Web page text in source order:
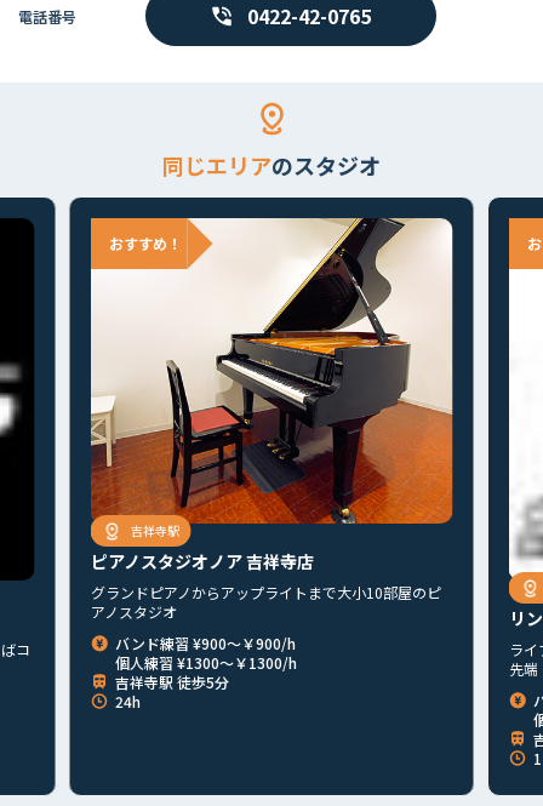
電話番号 0422-42-0765
同じエリアのスタジオ
コ
吉祥寺駅
ピアノスタジオノア 吉祥寺店
グランドピアノからアップライトまで大小10部屋のピ
アノスタジオ
バンド練習 ¥900～￥900/h
個人練習 ¥1300～￥1300/h
吉祥寺駅 徒歩5分
24h
リ
ラ
先端